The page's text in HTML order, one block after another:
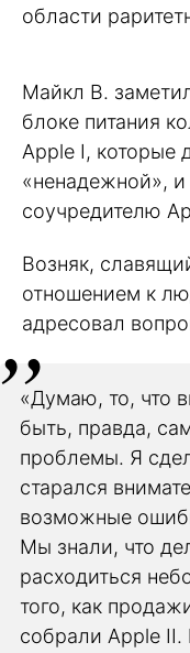
области
Майкл В.
блоке питания
Apple I, которые
«ненадежной»,
соучредителю
Возняк,
отношением к
адресовал
«Думаю, то, что
быть, правда,
проблемы. Я
старался
возможные
Мы знали, что
расходиться
того, как
собрали Apple